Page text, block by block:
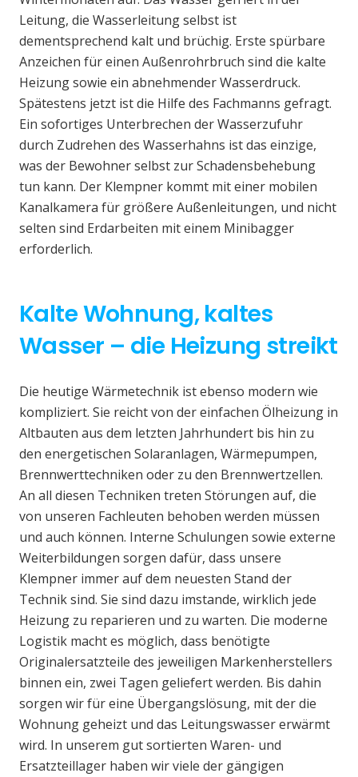
Leitung, die Wasserleitung selbst ist
dementsprechend kalt und brüchig. Erste spürbare
Anzeichen für einen Außenrohrbruch sind die kalte
Heizung sowie ein abnehmender Wasserdruck.
Spätestens jetzt ist die Hilfe des Fachmanns gefragt.
Ein sofortiges Unterbrechen der Wasserzufuhr
durch Zudrehen des Wasserhahns ist das einzige,
was der Bewohner selbst zur Schadensbehebung
tun kann. Der Klempner kommt mit einer mobilen
Kanalkamera für größere Außenleitungen, und nicht
selten sind Erdarbeiten mit einem Minibagger
erforderlich.
Kalte Wohnung, kaltes
Wasser – die Heizung streikt
Die heutige Wärmetechnik ist ebenso modern wie
kompliziert. Sie reicht von der einfachen Ölheizung in
Altbauten aus dem letzten Jahrhundert bis hin zu
den energetischen Solaranlagen, Wärmepumpen,
Brennwerttechniken oder zu den Brennwertzellen.
An all diesen Techniken treten Störungen auf, die
von unseren Fachleuten behoben werden müssen
und auch können. Interne Schulungen sowie externe
Weiterbildungen sorgen dafür, dass unsere
Klempner immer auf dem neuesten Stand der
Technik sind. Sie sind dazu imstande, wirklich jede
Heizung zu reparieren und zu warten. Die moderne
Logistik macht es möglich, dass benötigte
Originalersatzteile des jeweiligen Markenherstellers
binnen ein, zwei Tagen geliefert werden. Bis dahin
sorgen wir für eine Übergangslösung, mit der die
Wohnung geheizt und das Leitungswasser erwärmt
wird. In unserem gut sortierten Waren- und
Ersatzteillager haben wir viele der gängigen